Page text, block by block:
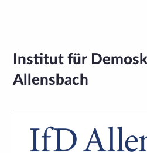
Institut für
Allensbach